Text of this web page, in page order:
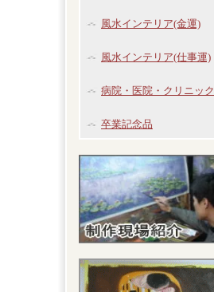
風水インテリア(金運)
風水インテリア(仕事運)
病院・医院・クリニック
卒業記念品